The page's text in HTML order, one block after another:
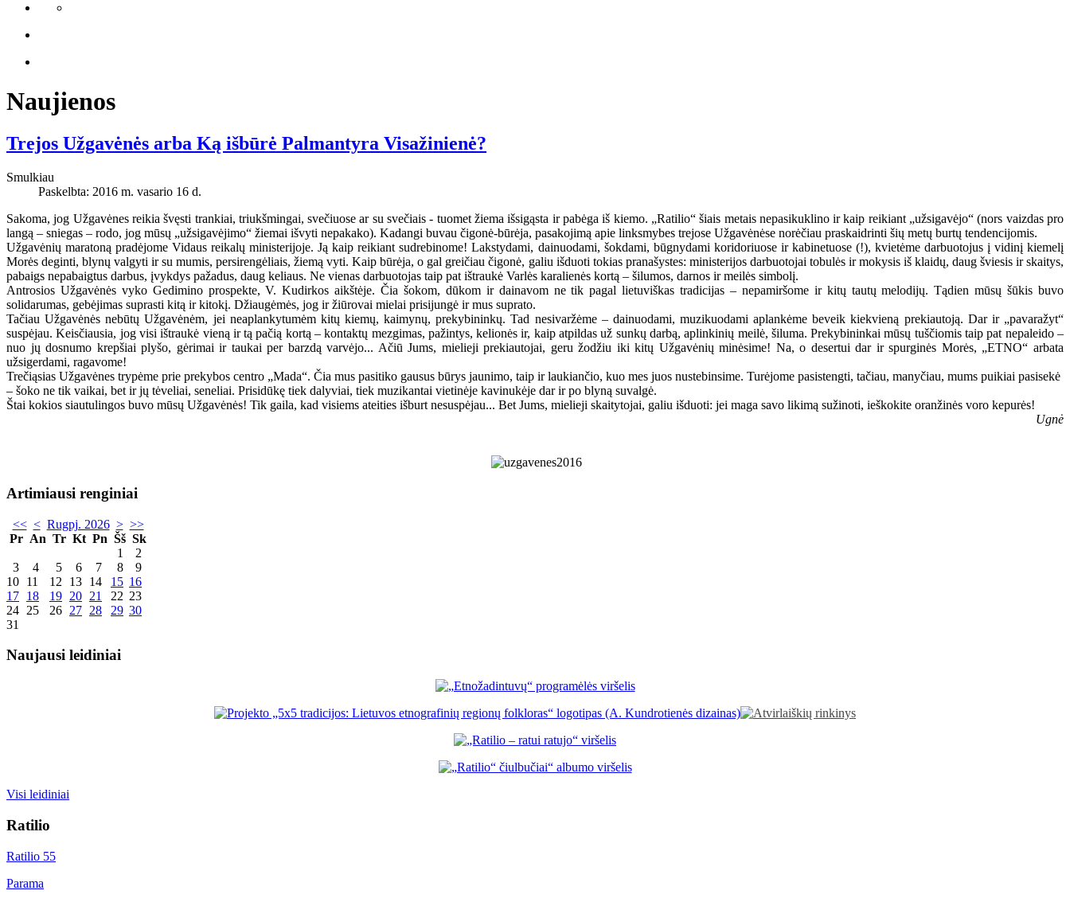
Naujienos
Trejos Užgavėnės arba Ką išbūrė Palmantyra Visažinienė?
Smulkiau
Paskelbta: 2016 m. vasario 16 d.
Sakoma, jog Užgavėnes reikia švęsti trankiai, triukšmingai, svečiuose ar su svečiais - tuomet žiema išsigąsta ir pabėga iš kiemo. „Ratilio“ šiais metais nepasikuklino ir kaip reikiant „užsigavėjo“ (nors vaizdas pro
langą – sniegas – rodo, jog mūsų „užsigavėjimo“ žiemai išvyti nepakako). Kadangi buvau čigonė-būrėja, pasakojimą apie linksmybes trejose Užgavėnėse norėčiau praskaidrinti šių metų burtų tendencijomis.
Užgavėnių maratoną pradėjome Vidaus reikalų ministerijoje. Ją kaip reikiant sudrebinome! Lakstydami, dainuodami, šokdami, būgnydami koridoriuose ir kabinetuose (!), kvietėme darbuotojus į vidinį kiemelį
Morės deginti, blynų valgyti ir su mumis, persirengėliais, žiemą vyti. Kaip būrėja, o gal greičiau čigonė, galiu išduoti tokias pranašystes: ministerijos darbuotojai tobulės ir mokysis iš klaidų, daug šviesis ir skaitys,
pabaigs nepabaigtus darbus, įvykdys pažadus, daug keliaus. Ne vienas darbuotojas taip pat ištraukė Varlės karalienės kortą – šilumos, darnos ir meilės simbolį.
Antrosios Užgavėnės vyko Gedimino prospekte, V. Kudirkos aikštėje. Čia šokom, dūkom ir dainavom ne tik pagal lietuviškas tradicijas – nepamiršome ir kitų tautų melodijų. Tądien mūsų šūkis buvo
solidarumas, gebėjimas suprasti kitą ir kitokį. Džiaugėmės, jog ir žiūrovai mielai prisijungė ir mus suprato.
Tačiau Užgavėnės nebūtų Užgavėnėm, jei neaplankytumėm kitų kiemų, kaimynų, prekybininkų. Tad nesivaržėme – dainuodami, muzikuodami aplankėme beveik kiekvieną prekiautoją. Dar ir „pavaražyt“
suspėjau. Keisčiausia, jog visi ištraukė vieną ir tą pačią kortą – kontaktų mezgimas, pažintys, kelionės ir, kaip atpildas už sunkų darbą, aplinkinių meilė, šiluma. Prekybininkai mūsų tuščiomis taip pat nepaleido –
nuo jų dosnumo krepšiai plyšo, gėrimai ir taukai per barzdą varvėjo... Ačiū Jums, mielieji prekiautojai, geru žodžiu iki kitų Užgavėnių minėsime! Na, o desertui dar ir spurginės Morės, „ETNO“ arbata
užsigerdami, ragavome!
Trečiąsias Užgavėnes trypėme prie prekybos centro „Mada“. Čia mus pasitiko gausus būrys jaunimo, taip ir laukiančio, kuo mes juos nustebinsime. Turėjome pasistengti, tačiau, manyčiau, mums puikiai pasisekė
– šoko ne tik vaikai, bet ir jų tėveliai, seneliai. Prisidūkę tiek dalyviai, tiek muzikantai vietinėje kavinukėje dar ir po blyną suvalgė.
Štai kokios siautulingos buvo mūsų Užgavėnės! Tik gaila, kad visiems ateities išburt nesuspėjau... Bet Jums, mielieji skaitytojai, galiu išduoti: jei maga savo likimą sužinoti, ieškokite oranžinės voro kepurės!
Ugnė
Artimiausi renginiai
<< < Rugpj. 2026 > >>
Pr An Tr Kt Pn Šš Sk
1
2
3
4 5 6 7 8
9
10 11 12 13 14 15 16
17 18 19 20 21 22 23
24 25 26 27 28 29 30
31
Naujausi leidiniai
Visi leidiniai
Ratilio
Ratilio 55
Parama